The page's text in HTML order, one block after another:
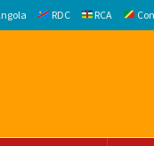
RDC RCA